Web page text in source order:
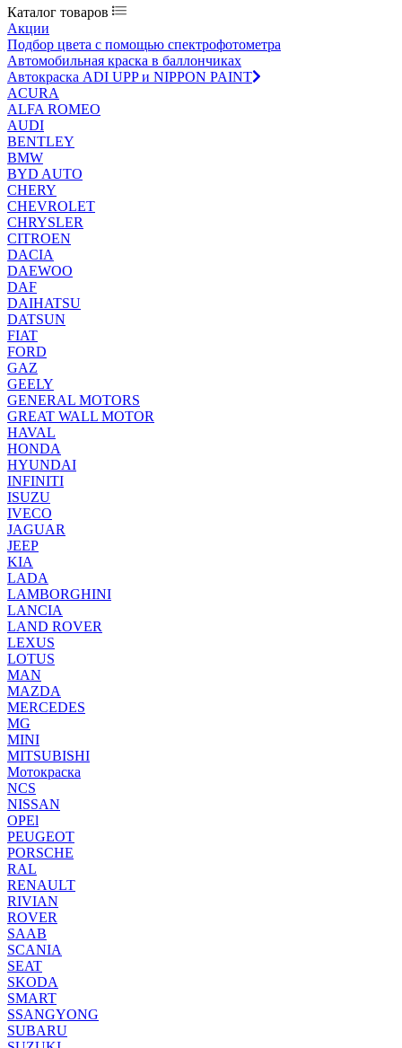
Каталог товаров
Акции
Подбор цвета с помощью спектрофотометра
Автомобильная краска в баллончиках
Автокраска ADI UPP и NIPPON PAINT
ACURA
ALFA ROMEO
AUDI
BENTLEY
BMW
BYD AUTO
CHERY
CHEVROLET
CHRYSLER
CITROEN
DACIA
DAEWOO
DAF
DAIHATSU
DATSUN
FIAT
FORD
GAZ
GEELY
GENERAL MOTORS
GREAT WALL MOTOR
HAVAL
HONDA
HYUNDAI
INFINITI
ISUZU
IVECO
JAGUAR
JEEP
KIA
LADA
LAMBORGHINI
LANCIA
LAND ROVER
LEXUS
LOTUS
MAN
MAZDA
MERCEDES
MG
MINI
MITSUBISHI
Мотокраска
NCS
NISSAN
OPEl
PEUGEOT
PORSCHE
RAL
RENAULT
RIVIAN
ROVER
SAAB
SCANIA
SEAT
SKODA
SMART
SSANGYONG
SUBARU